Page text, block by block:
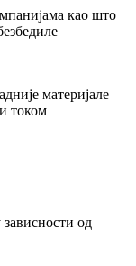
као што
материјале
током
од